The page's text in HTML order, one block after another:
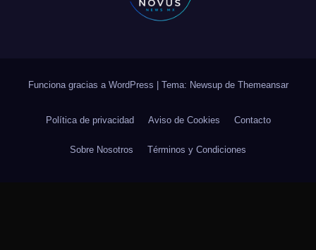
Funciona gracias a WordPress Tema: Newsup de Themeansar
Política de privacidad Aviso de Cookies Contacto
Sobre Nosotros Términos y Condiciones